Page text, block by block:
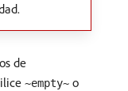
de
~empty~ o